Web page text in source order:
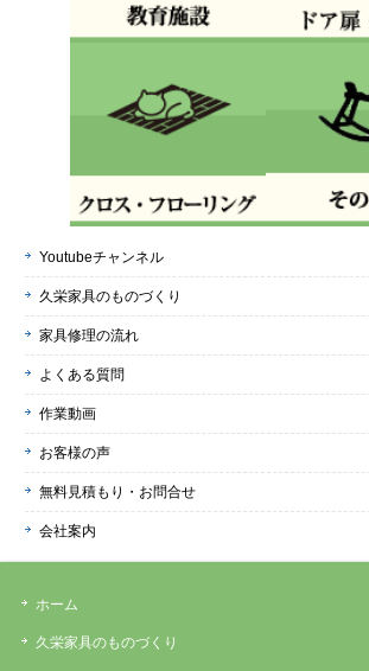
Youtubeチャンネル
久栄家具のものづくり
家具修理の流れ
よくある質問
作業動画
お客様の声
無料見積もり・お問合せ
会社案内
ホーム
久栄家具のものづくり